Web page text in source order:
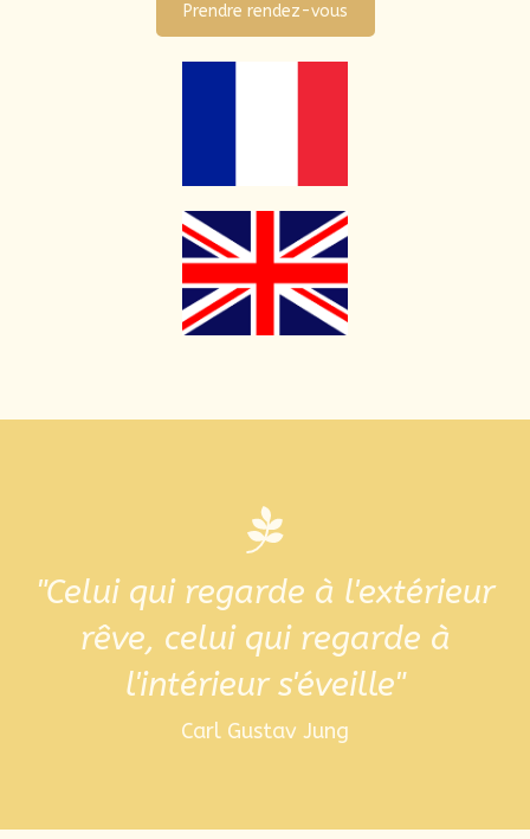
Prendre rendez-vous
"Celui qui regarde à l'extérieur
rêve, celui qui regarde à
l'intérieur s'éveille"
Carl Gustav Jung